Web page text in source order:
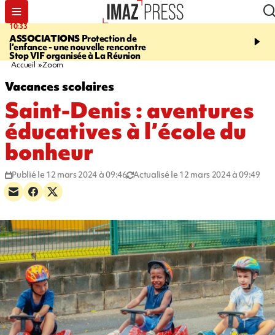
10:33
ASSOCIATIONSProtection de
l’enfance - une nouvelle rencontre
Stop VIF organisée à La Réunion
15:03
Vaste feu
l'ouest du pays, 20.000
Accueil Zoom
Vacances scolaires
Saint-Denis : aventures
éducatives à l’école du
bonheur
Publié le 12 mars 2024 à 09:46 Actualisé le 12 mars 2024 à 09:49